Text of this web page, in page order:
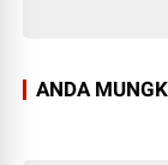
ANDA